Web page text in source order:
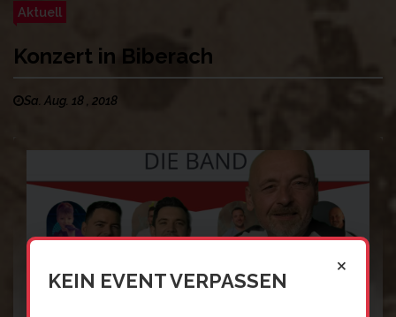
Aktuell
Konzert in Biberach
Sa. Aug. 18 , 2018
×
KEIN EVENT VERPASSEN